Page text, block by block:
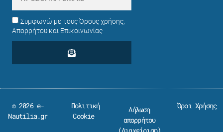
Συμφωνώ με τους Όρους χρήσης,
Απορρήτου και Επικοινωνίας
© 2026 e-
Nautilia.gr
Πολιτική
Cookie
Δήλωση
απορρήτου
Όροι Χρήσης